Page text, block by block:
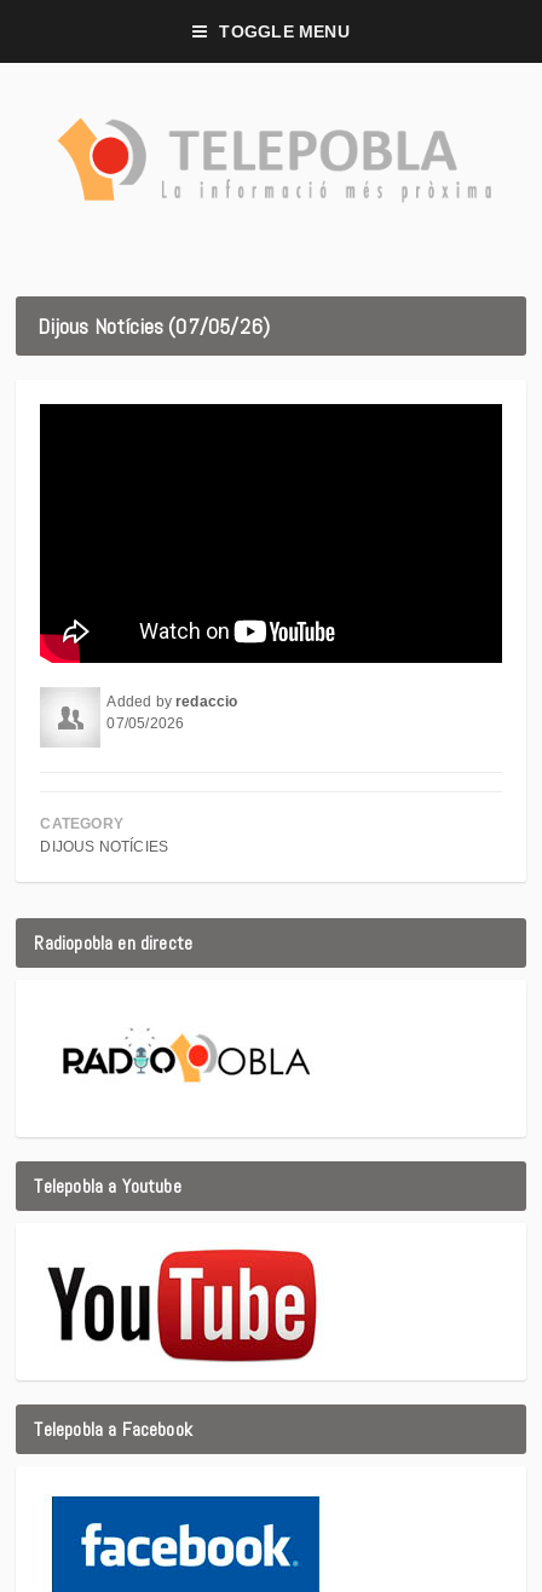
TOGGLE MENU
Dijous Notícies (07/05/26)
Added byredaccio
07/05/2026
CATEGORY
DIJOUS NOTÍCIES
Radiopobla en directe
Telepobla a Youtube
Telepobla a Facebook